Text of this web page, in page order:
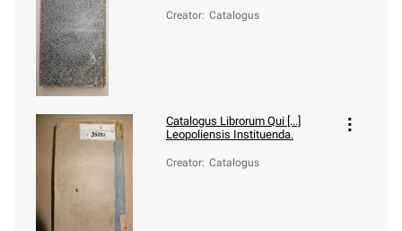
Creator: Catalogus
Catalogus Librorum Qui [...]
Leopoliensis Instituenda.
Creator: Catalogus